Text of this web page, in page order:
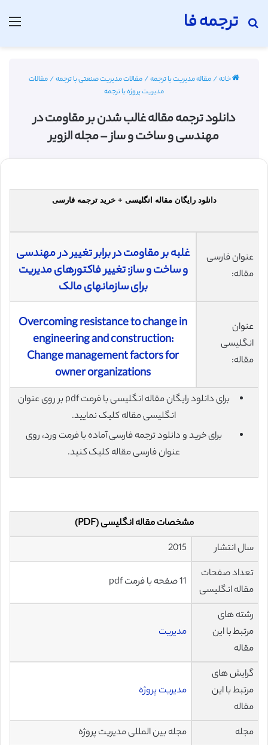
ترجمه فا
جستجو برای
خانه/مقاله مدیریت با ترجمه/مقالات مدیریت صنعتی با ترجمه/مقالات
مدیریت پروژه با ترجمه
دانلود ترجمه مقاله غالب شدن بر مقاومت در
مهندسی و ساخت و ساز – مجله الزویر
دانلود رایگان مقاله انگلیسی + خرید ترجمه فارسی
عنوان فارسی
مقاله:
غلبه بر مقاومت در برابر تغییر در مهندسی
و ساخت و ساز: تغییر فاکتورهای مدیریت
برای سازمانهای مالک
عنوان
انگلیسی
مقاله:
Overcoming resistance to change in
engineering and construction:
Change management factors for
owner organizations
برای دانلود رایگان مقاله انگلیسی با فرمت pdf بر روی عنوان
انگلیسی مقاله کلیک نمایید.
برای خرید و دانلود ترجمه فارسی آماده با فرمت ورد، روی
عنوان فارسی مقاله کلیک کنید.
مشخصات مقاله انگلیسی (PDF)
سال انتشار
2015
تعداد صفحات
مقاله انگلیسی
11 صفحه با فرمت pdf
رشته های
مرتبط با این
مقاله
مدیریت
گرایش های
مرتبط با این
مقاله
مدیریت پروژه
مجله
مجله بین المللی مدیریت پروژه